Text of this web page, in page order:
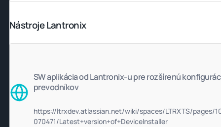
Nástroje Lantronix
SW aplikácia od Lantronix-u pre rozšírenú
prevodníkov
https://ltrxdev.atlassian.net/wiki/spaces/LTRXTS/pages/
070471/Latest+version+of+DeviceInstaller